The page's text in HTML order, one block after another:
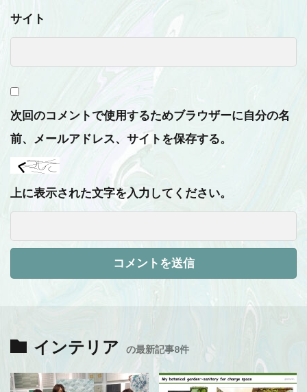
サイト
次回のコメントで使用するためブラウザーに自分の名
前、メールアドレス、サイトを保存する。
上に表示された文字を入力してください。
インテリア の最新記事8件